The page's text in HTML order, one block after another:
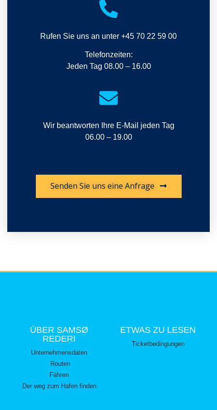
Rufen Sie uns an unter +45 70 22 59 00
Telefonzeiten:
Jeden Tag 08.00 – 16.00
Wir beantworten Ihre E-Mail jeden Tag
06.00 – 19.00
Senden Sie uns eine Anfrage
ÜBER SAMSØ
REDERI
Unternehmensdaten
Routen
Fähren
Der weg zum Hafen finden
ETWAS ZU LESEN
Ticketbedingungen